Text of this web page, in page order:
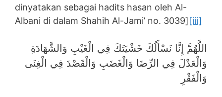
dinyatakan sebagai hadits hasan oleh Al-
Albani di dalam Shahih Al-Jami’ no. 3039] [iii]
اللَّهُمَّ إِنَّا نَسْأَلُكَ خَشْيَتَكَ فِي الْغَيْبِ وَالشَّهَادَةِ
وَالْعَدْلَ فِي الرِّضَا وَالْغَضَبِ وَالْقَصْدَ فِي الْغِنَى
وَالْفَقْرِ